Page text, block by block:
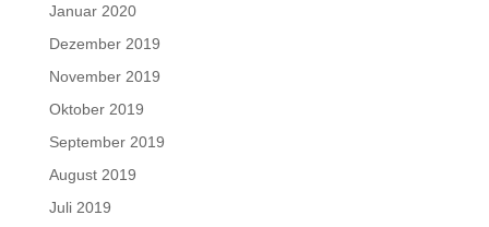
Januar 2020
Dezember 2019
November 2019
Oktober 2019
September 2019
August 2019
Juli 2019